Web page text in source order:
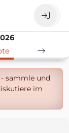
sammle und
im